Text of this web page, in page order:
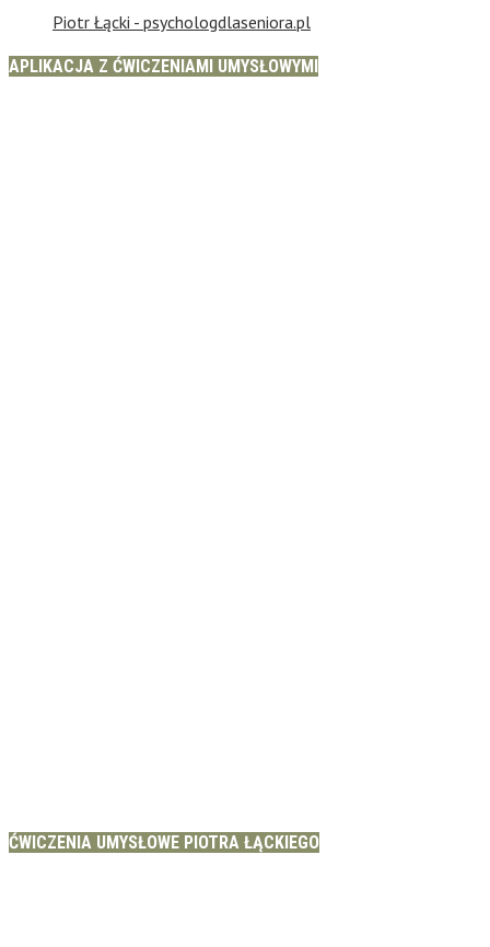
Piotr Łącki - psychologdlaseniora.pl
APLIKACJA Z ĆWICZENIAMI UMYSŁOWYMI
ĆWICZENIA UMYSŁOWE PIOTRA ŁĄCKIEGO